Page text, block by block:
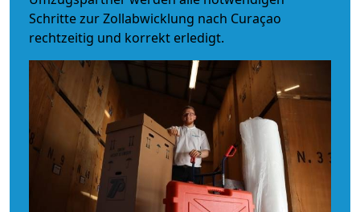
Schritte zur Zollabwicklung nach Curaçao
rechtzeitig und korrekt erledigt.